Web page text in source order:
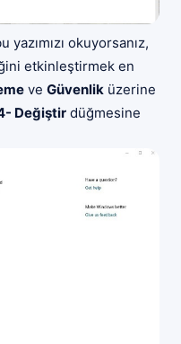
okuyorsanız,
etkinleştirmek en
ve Güvenlik üzerine
Değiştir düğmesine